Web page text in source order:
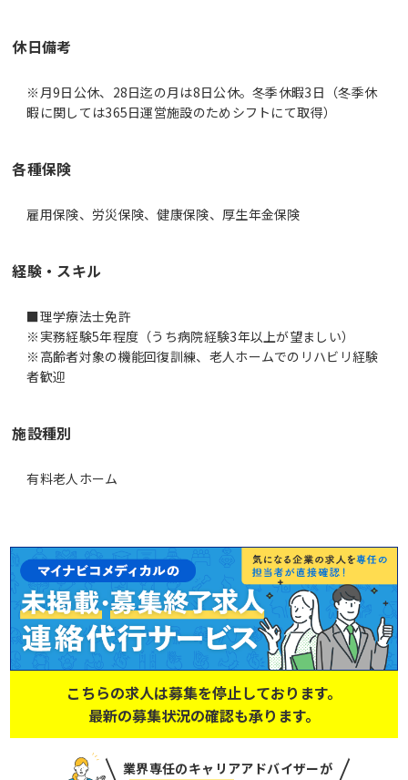
休日備考
※月9日公休、28日迄の月は8日公休。冬季休暇3日（冬季休
暇に関しては365日運営施設のためシフトにて取得）
各種保険
雇用保険、労災保険、健康保険、厚生年金保険
経験・スキル
■理学療法士免許
※実務経験5年程度（うち病院経験3年以上が望ましい）
※高齢者対象の機能回復訓練、老人ホームでのリハビリ経験
者歓迎
施設種別
有料老人ホーム
こちらの求人は募集を停止しております。
最新の募集状況の確認も承ります。
業界専任のキャリアアドバイザーが